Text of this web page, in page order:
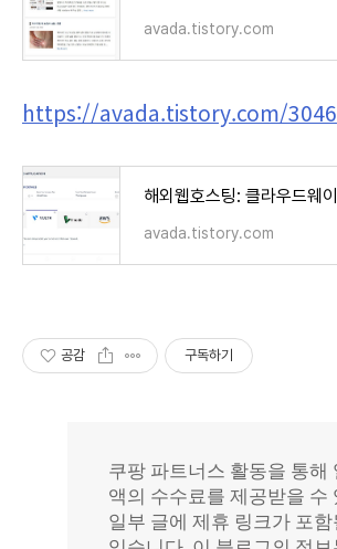
avada.tistory.com
https://avada.tistory.com/3046
avada.tistory.com
공감 구독하기